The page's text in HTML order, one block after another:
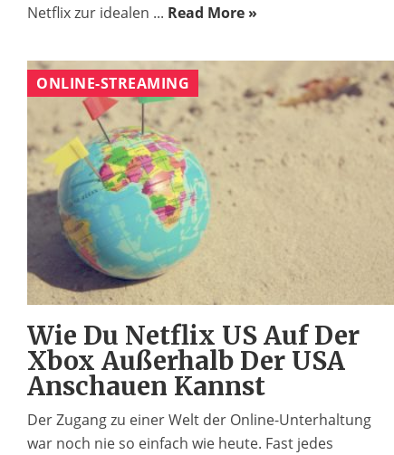
Netflix zur idealen ... Read More »
ONLINE-STREAMING
Wie Du Netflix US Auf Der
Xbox Außerhalb Der USA
Anschauen Kannst
Der Zugang zu einer Welt der Online-Unterhaltung
war noch nie so einfach wie heute. Fast jedes